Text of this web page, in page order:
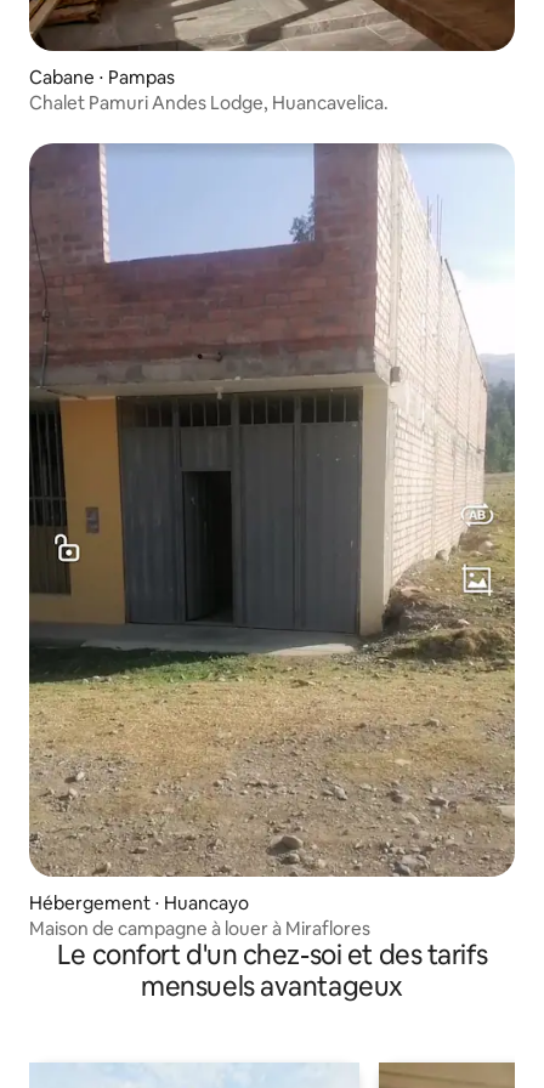
Cabane ⋅ Pampas
Chalet Pamuri Andes Lodge, Huancavelica.
Hébergement ⋅ Huancayo
Maison de campagne à louer à Miraflores
Le confort d'un chez-soi et des tarifs
mensuels avantageux